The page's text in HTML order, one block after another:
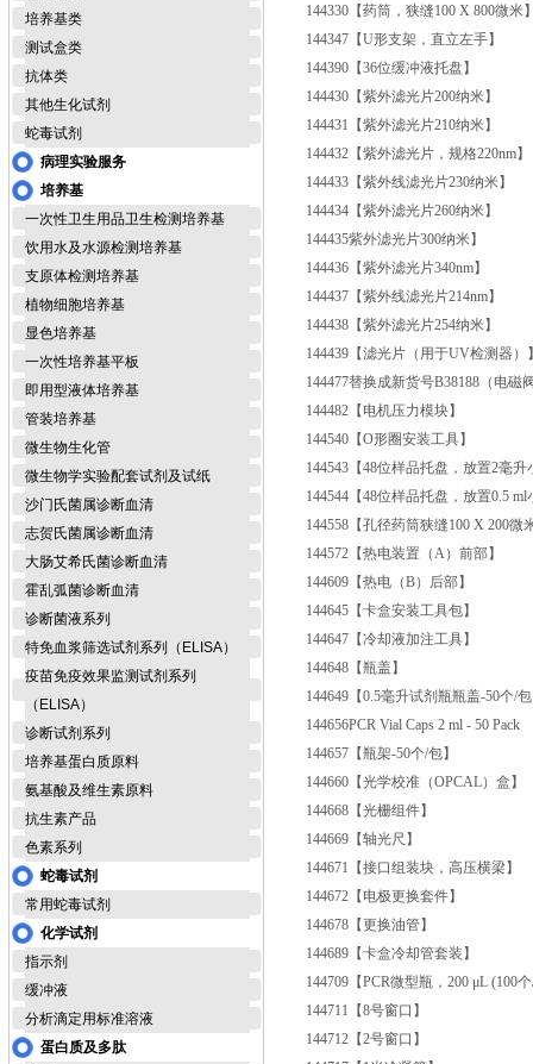
培养基类
测试盒类
抗体类
其他生化试剂
蛇毒试剂
病理实验服务
培养基
一次性卫生用品卫生检测培养基
饮用水及水源检测培养基
支原体检测培养基
植物细胞培养基
显色培养基
一次性培养基平板
即用型液体培养基
管装培养基
微生物生化管
微生物学实验配套试剂及试纸
沙门氏菌属诊断血清
志贺氏菌属诊断血清
大肠艾希氏菌诊断血清
霍乱弧菌诊断血清
诊断菌液系列
特免血浆筛选试剂系列（ELISA）
疫苗免疫效果监测试剂系列
（ELISA）
诊断试剂系列
培养基蛋白质原料
氨基酸及维生素原料
抗生素产品
色素系列
蛇毒试剂
常用蛇毒试剂
化学试剂
指示剂
缓冲液
分析滴定用标准溶液
蛋白质及多肽
144330 【药筒，狭缝100 X 800微米
144347 【U形支架，直立左手】
144390 【36位缓冲液托盘】
144430 【紫外滤光片200纳米】
144431 【紫外滤光片210纳米】
144432 【紫外滤光片，规格220nm】
144433 【紫外线滤光片230纳米】
144434 【紫外滤光片260纳米】
144435紫外滤光片300纳米】
144436 【紫外滤光片340nm】
144437 【紫外线滤光片214nm】
144438 【紫外滤光片254纳米】
144439 【滤光片（用于UV检测器）
144477替换成新货号B38188（电磁
144482 【电机压力模块】
144540 【O形圈安装工具】
144543 【48位样品托盘，放置2毫升
144544 【48位样品托盘，放置0.5 ml
144558 【孔径药筒狭缝100 X 200微
144572 【热电装置（A）前部】
144609 【热电（B）后部】
144645 【卡盒安装工具包】
144647 【冷却液加注工具】
144648 【瓶盖】
144649 【0.5毫升试剂瓶瓶盖-50个/
144656PCR Vial Caps 2 ml - 50 Pack
144657 【瓶架-50个/包】
144660 【光学校准（OPCAL）盒】
144668 【光栅组件】
144669 【轴光尺】
144671 【接口组装块，高压横梁】
144672 【电极更换套件】
144678 【更换油管】
144689 【卡盒冷却管套装】
144709 【PCR微型瓶，200 μL (100
144711 【8号窗口】
144712 【2号窗口】